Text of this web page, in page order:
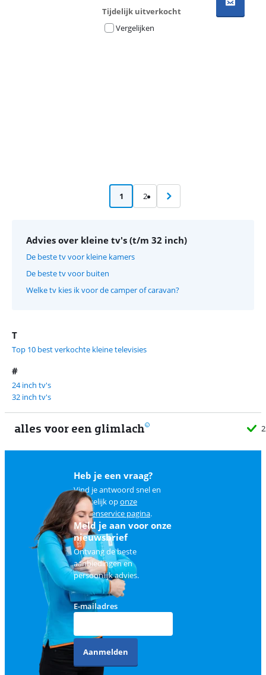
Tijdelijk uitverkocht
Vergelijken
1 2
Advies over kleine tv's (t/m 32 inch)
De beste tv voor kleine kamers
De beste tv voor buiten
Welke tv kies ik voor de camper of caravan?
T
Top 10 best verkochte kleine televisies
#
24 inch tv's
32 inch tv's
alles voor een glimlach
Heb je een vraag?
Vind je antwoord snel en
makkelijk oponze
klantenservice pagina.
Meld je aan voor onze
nieuwsbrief
Ontvang de beste
aanbiedingen en
persoonlijk advies.
E-mailadres
Aanmelden